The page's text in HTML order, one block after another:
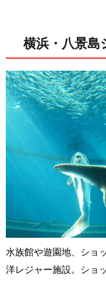
横浜・八景島
水族館や遊園地、ショ
洋レジャー施設。ショ